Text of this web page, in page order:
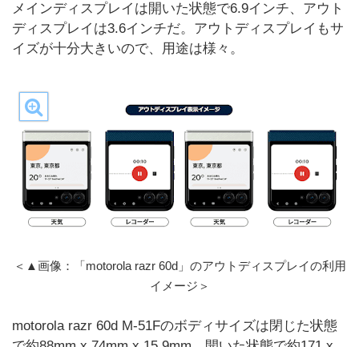
メインディスプレイは開いた状態で6.9インチ、アウト
ディスプレイは3.6インチだ。アウトディスプレイもサ
イズが十分大きいので、用途は様々。
＜▲画像：「motorola razr 60d」のアウトディスプレイの利用
イメージ＞
motorola razr 60d M-51Fのボディサイズは閉じた状態